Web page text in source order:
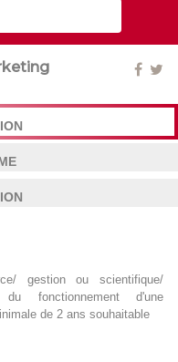
gestion ou scientifique/
du fonctionnement d'une
de 2 ans souhaitable